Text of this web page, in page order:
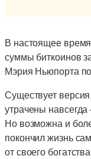
В настоящее
суммы биткоинов
Мэрия Ньюпорта
Существует
утрачены
Но возможна и
покончил жизнь
от своего